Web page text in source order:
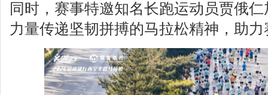
同时，赛事特邀知名长跑运动员贾俄
力量传递坚韧拼搏的马拉松精神，助